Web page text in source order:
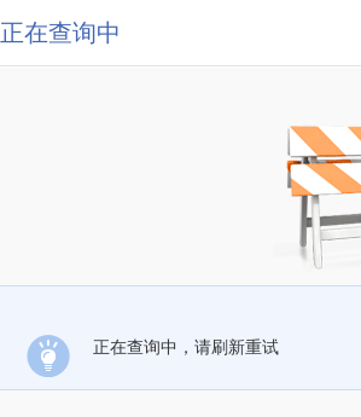
正在查询中
正在查询中，请刷新重试